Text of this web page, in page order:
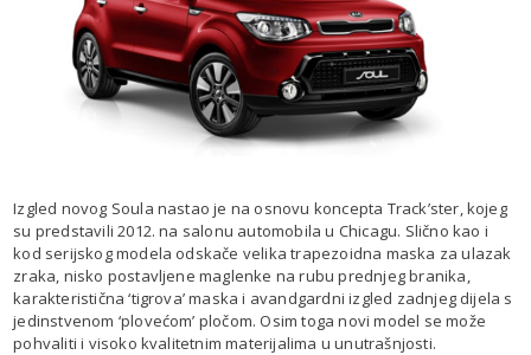
Izgled novog Soula nastao je na osnovu koncepta Track’ster, kojeg
su predstavili 2012. na salonu automobila u Chicagu. Slično kao i
kod serijskog modela odskače velika trapezoidna maska za ulazak
zraka, nisko postavljene maglenke na rubu prednjeg branika,
karakteristična ‘tigrova’ maska i avandgardni izgled zadnjeg dijela s
jedinstvenom ‘plovećom’ pločom. Osim toga novi model se može
pohvaliti i visoko kvalitetnim materijalima u unutrašnjosti.